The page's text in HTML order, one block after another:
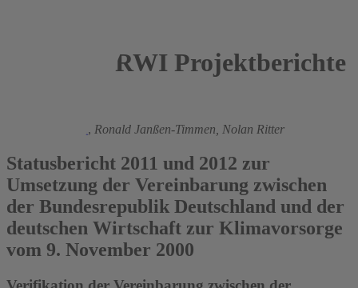
RWI Projektberichte
, Ronald Janßen-Timmen, Nolan Ritter
Statusbericht 2011 und 2012 zur
Umsetzung der Vereinbarung zwischen
der Bundesrepublik Deutschland und der
deutschen Wirtschaft zur Klimavorsorge
vom 9. November 2000